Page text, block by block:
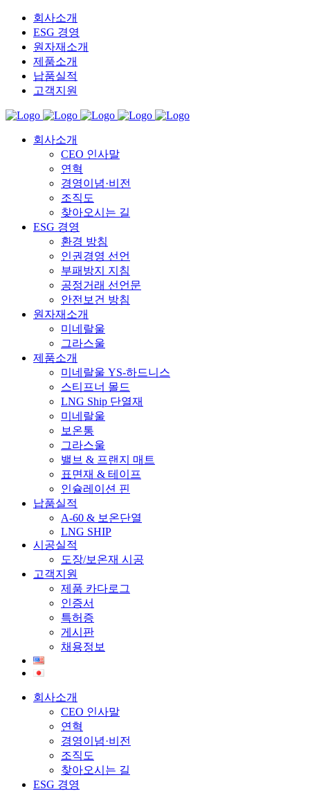
회사소개
ESG 경영
원자재소개
제품소개
납품실적
고객지원
회사소개
CEO 인사말
연혁
경영이념·비전
조직도
찾아오시는 길
ESG 경영
환경 방침
인권경영 선언
부패방지 지침
공정거래 선언문
안전보건 방침
원자재소개
미네랄울
그라스울
제품소개
미네랄울 YS-하드니스
스티프너 몰드
LNG Ship 단열재
미네랄울
보온통
그라스울
밸브 & 프랜지 매트
표면재 & 테이프
인슐레이션 핀
납품실적
A-60 & 보온단열
LNG SHIP
시공실적
도장/보온재 시공
고객지원
제품 카다로그
인증서
특허증
게시판
채용정보
회사소개
CEO 인사말
연혁
경영이념·비전
조직도
찾아오시는 길
ESG 경영